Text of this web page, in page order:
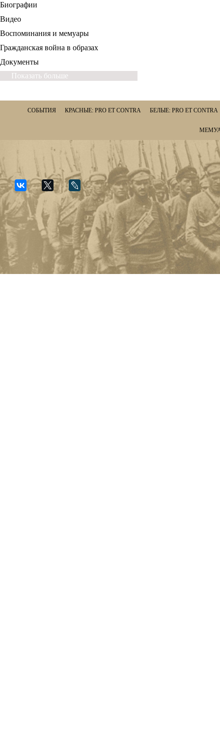
Биографии
Видео
Воспоминания и мемуары
Гражданская война в образах
Документы
Показать больше
СОБЫТИЯ КРАСНЫЕ: PRO ET CONTRA БЕЛЫЕ: PRO ET CONTRA